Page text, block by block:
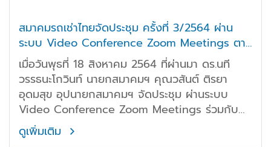
สมาคมรถเช่าไทยจัดประชุม ครั้งที่ 3/2564 ผ่าน
ระบบ Video Conference Zoom Meetings ตาม
มาตรการป้องกันไวรัส Covid-19
เมื่อวันพุธที่ 18 สิงหาคม 2564 ที่ผ่านมา ดร.นที
วรรธนะโกวินท์ นายกสมาคมฯ คุณวสันต์ ติรยา
อุดมสุข อุปนายกสมาคมฯ จัดประชุม ผ่านระบบ
Video Conference Zoom Meetings ร่วมกับ
สมาชิกสมาคมฯ
ดูเพิ่มเติม